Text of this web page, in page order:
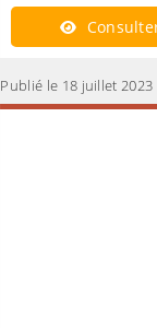
Publié le 18 juillet 2023